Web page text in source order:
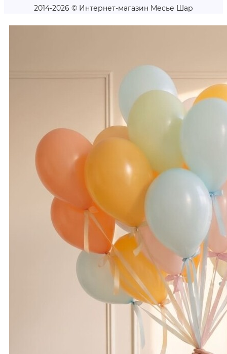
2014-2026 © Интернет-магазин Месье Шар